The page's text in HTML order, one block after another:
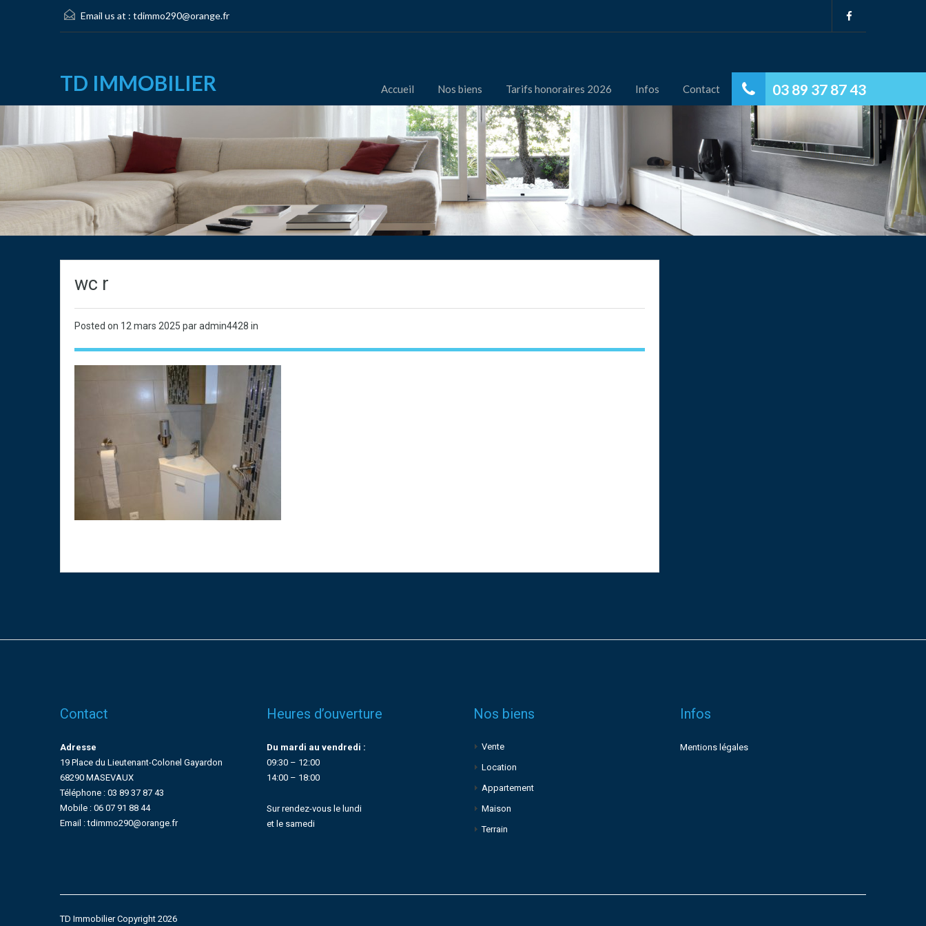
Email us at : tdimmo290@orange.fr
TD IMMOBILIER 03 89 37 87 43
Accueil Nos biens Tarifs honoraires 2026 Infos Contact
wc r
Posted on 12 mars 2025 par admin4428 in
Contact
Adresse
19 Place du Lieutenant-Colonel Gayardon
68290 MASEVAUX
Téléphone : 03 89 37 87 43
Mobile : 06 07 91 88 44
Email : tdimmo290@orange.fr
Heures d’ouverture
Du mardi au vendredi :
09:30 – 12:00
14:00 – 18:00
Sur rendez-vous le lundi
et le samedi
Nos biens
Vente
Location
Appartement
Maison
Terrain
Infos
Mentions légales
TD Immobilier Copyright 2026